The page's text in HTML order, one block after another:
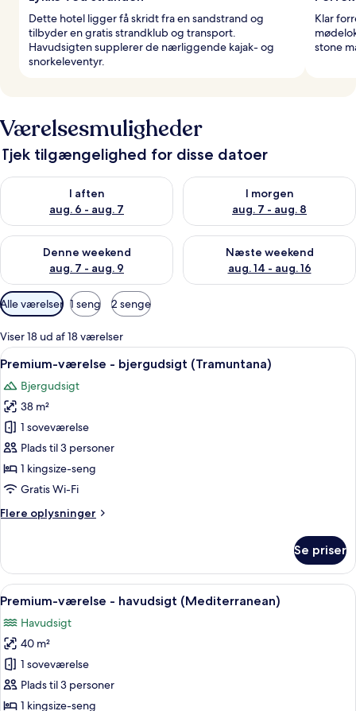
Dette hotel ligger få skridt fra en sandstrand og
tilbyder en gratis strandklub og transport.
Havudsigten supplerer de nærliggende kajak- og
snorkeleventyr.
Klar
stone
Værelsesmuligheder
Tjek tilgængelighed for disse datoer
I aften
aug. 6 - aug. 7
Tjek tilgængelighed for i aften aug. 6 - aug. 7
I morgen
aug. 7 - aug. 8
Tjek tilgængelighed for i
Denne weekend
aug. 7 - aug. 9
Tjek tilgængelighed for denne weekend aug. 7 - aug. 9
Næste weekend
aug. 14 - aug. 16
Tjek tilgængelighed for næste
Tilgængelige
filtre
for
værelser
Alle værelser 1 seng 2 senge
Viser 18 ud af 18 værelser
Indlæs
alle
billeder
af
Premium-
værelse
-
bjergudsigt
En moderne stue med sofa,
7
Premium-værelse - bjergudsigt (Tramuntana)
Bjergudsigt
38 m²
1 soveværelse
Plads til 3 personer
1 kingsize-seng
Gratis Wi-Fi
Flere oplysninger
Flere
værelse
bjergudsigt
Se priser
Indlæs
alle
billeder
af
Premium-
værelse
-
Et hotelværelse med en stor seng,
8
Premium-værelse - havudsigt (Mediterranean)
Havudsigt
40 m²
1 soveværelse
Plads til 3 personer
1 kingsize-seng